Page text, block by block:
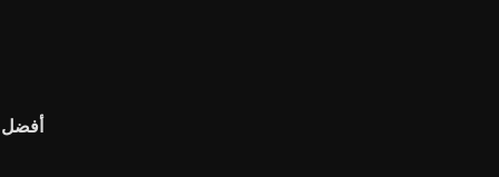
أفضل